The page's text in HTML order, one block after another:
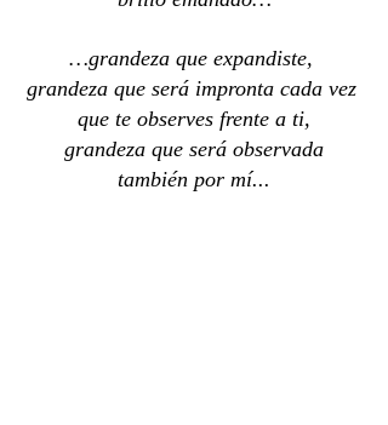
…grandeza que expandiste,
grandeza que será impronta cada vez
que te observes frente a ti,
también por mí...